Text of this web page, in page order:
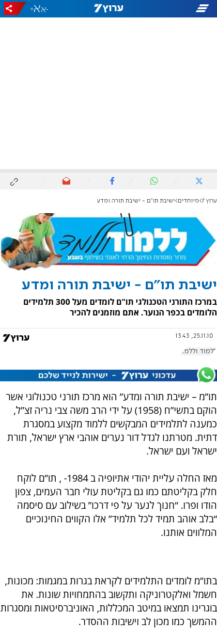
-
+
ערוץ 7 מיוחדים ישיבת תו"ם - ישיבת תורה ומדע
ישיבת תו"ם - ישיבת תורה ומדע
במרכז התורני הטכנולגי תו"ם לומדים מעל 300 תלמידים
הלומדים בכפר הנוער. אתם מוזמנים להכיר
25.11.10, 13:43
ללמוד וללמד
תו”מ – ישיבת תורה ומדע” הוא מרכז תורני טכנולוגי אשר
הוקם בתשי”ח (1958) על ידי הרב משה צבי נריה זצ”ל,
כמענה לתלמידים המבקשים ללמוד מקצוע במסגרת
דתית. מטרתנו לגדל דור נערים אוהבי ארץ ישראל, תורת
ישראל ועם ישראל.
מאז החלה עליית יהודי אתיופיה ב 1984- , תו”ם לוקח
חלק בקליטתם כמו גם בקליטת עולי חבר העמים, צפון
הודו ופרו. “חנוך לנער על פי דרכו” בשילוב עם סיסמה
“בלב אוהב תמיד לכל תלמיד” אלו הקווים החינוכיים
המלווים אותנו.
בתו”מ לומדים התלמידים לקראת בגרות במגמות: מכונות,
חשמל ואלקטרוניקה ותקשוב בהתמחויות שונות. את
בוגרינו תמצאו במיטב המכללות, האוניברסיטאות ומסגרות
ההמשך כמו מכון לב וישיבות ההסדר.